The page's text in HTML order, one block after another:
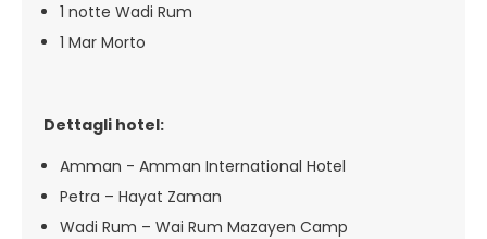
1 notte Wadi Rum
1 Mar Morto
Dettagli hotel:
Amman - Amman International Hotel
Petra – Hayat Zaman
Wadi Rum – Wai Rum Mazayen Camp